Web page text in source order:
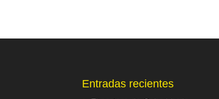
Entradas recientes